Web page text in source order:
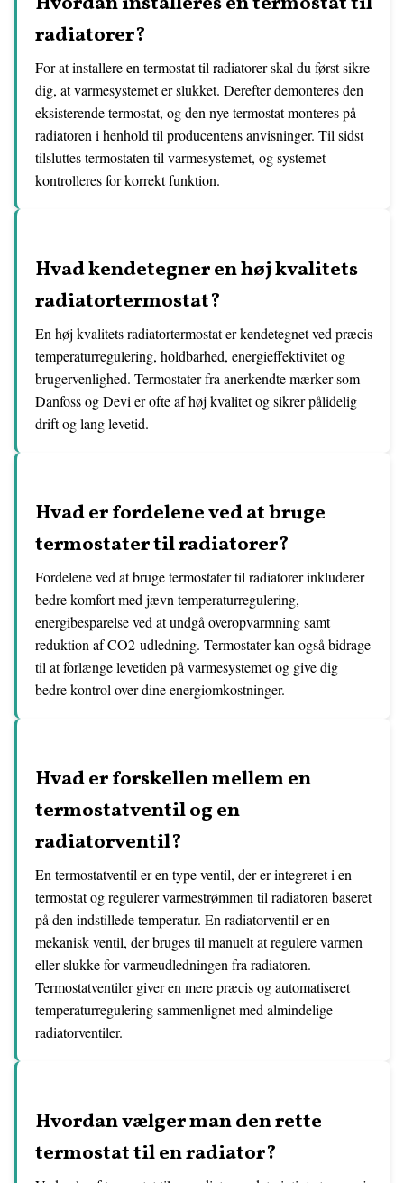
radiatorer?
For at installere en termostat til radiatorer skal du først sikre
dig, at varmesystemet er slukket. Derefter demonteres den
eksisterende termostat, og den nye termostat monteres på
radiatoren i henhold til producentens anvisninger. Til sidst
tilsluttes termostaten til varmesystemet, og systemet
kontrolleres for korrekt funktion.
Hvad kendetegner en høj kvalitets
radiatortermostat?
En høj kvalitets radiatortermostat er kendetegnet ved præcis
temperaturregulering, holdbarhed, energieffektivitet og
brugervenlighed. Termostater fra anerkendte mærker som
Danfoss og Devi er ofte af høj kvalitet og sikrer pålidelig
drift og lang levetid.
Hvad er fordelene ved at bruge
termostater til radiatorer?
Fordelene ved at bruge termostater til radiatorer inkluderer
bedre komfort med jævn temperaturregulering,
energibesparelse ved at undgå overopvarmning samt
reduktion af CO2-udledning. Termostater kan også bidrage
til at forlænge levetiden på varmesystemet og give dig
bedre kontrol over dine energiomkostninger.
Hvad er forskellen mellem en
termostatventil og en
radiatorventil?
En termostatventil er en type ventil, der er integreret i en
termostat og regulerer varmestrømmen til radiatoren baseret
på den indstillede temperatur. En radiatorventil er en
mekanisk ventil, der bruges til manuelt at regulere varmen
eller slukke for varmeudledningen fra radiatoren.
Termostatventiler giver en mere præcis og automatiseret
temperaturregulering sammenlignet med almindelige
radiatorventiler.
Hvordan vælger man den rette
termostat til en radiator?